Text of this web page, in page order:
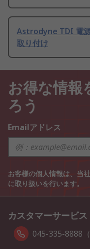
Astrodyne TDI 電
取り付け
お得な情報
ろう
Emailアドレス
お客様の個人情報は、当
に取り扱いを行います。
カスタマーサービス
045-335-8888